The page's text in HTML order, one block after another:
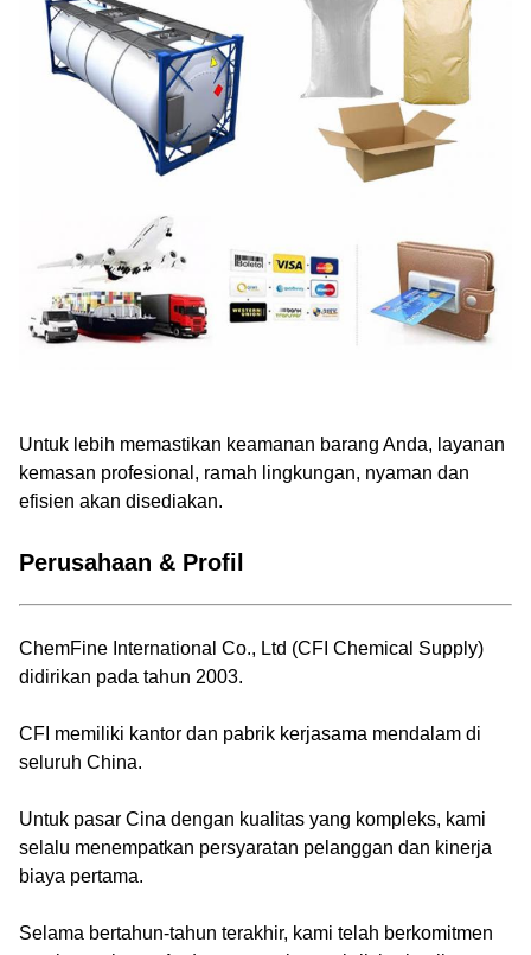
Untuk lebih memastikan keamanan barang Anda, layanan
kemasan profesional, ramah lingkungan, nyaman dan
efisien akan disediakan.
Perusahaan & Profil
ChemFine International Co., Ltd (CFI Chemical Supply)
didirikan pada tahun 2003.
CFI memiliki kantor dan pabrik kerjasama mendalam di
seluruh China.
Untuk pasar Cina dengan kualitas yang kompleks, kami
selalu menempatkan persyaratan pelanggan dan kinerja
biaya pertama.
Selama bertahun-tahun terakhir, kami telah berkomitmen